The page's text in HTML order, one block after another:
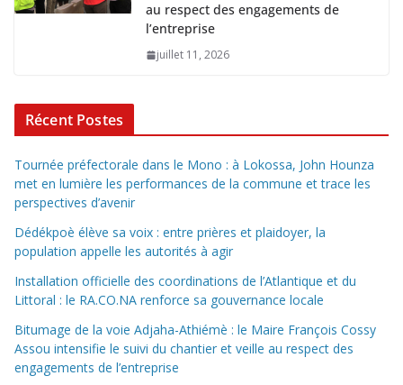
au respect des engagements de
l’entreprise
juillet 11, 2026
Récent Postes
Tournée préfectorale dans le Mono : à Lokossa, John Hounza
met en lumière les performances de la commune et trace les
perspectives d’avenir
Dédékpoè élève sa voix : entre prières et plaidoyer, la
population appelle les autorités à agir
Installation officielle des coordinations de l’Atlantique et du
Littoral : le RA.CO.NA renforce sa gouvernance locale
Bitumage de la voie Adjaha-Athiémè : le Maire François Cossy
Assou intensifie le suivi du chantier et veille au respect des
engagements de l’entreprise